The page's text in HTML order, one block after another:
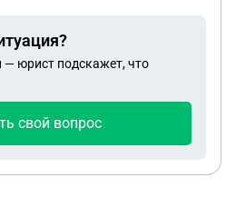
— юрист подскажет, что
свой вопрос